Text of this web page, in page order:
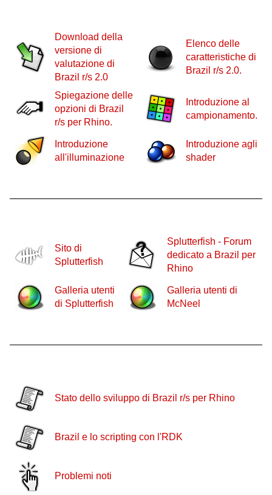
Download della
versione di
valutazione di
Brazil r/s 2.0
Elenco delle
caratteristiche di
Brazil r/s 2.0.
Spiegazione delle
opzioni di Brazil
r/s per Rhino.
Introduzione al
campionamento.
Introduzione
all'illuminazione
Introduzione agli
shader
Sito di
Splutterfish
Splutterfish - Forum
dedicato a Brazil per
Rhino
Galleria utenti
di Splutterfish
Galleria utenti di
McNeel
Stato dello sviluppo di Brazil r/s per Rhino
Brazil e lo scripting con l'RDK
Problemi noti